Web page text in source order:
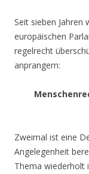
Seit sieben Jahren
europäischen
regelrecht
anprangern:
Zweimal ist eine
Angelegenheit
Thema wiederholt